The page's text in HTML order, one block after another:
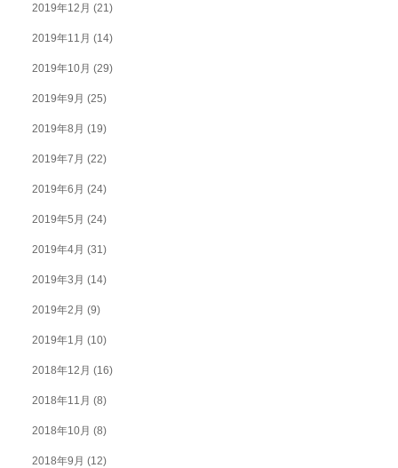
2019年12月 (21)
2019年11月 (14)
2019年10月 (29)
2019年9月 (25)
2019年8月 (19)
2019年7月 (22)
2019年6月 (24)
2019年5月 (24)
2019年4月 (31)
2019年3月 (14)
2019年2月 (9)
2019年1月 (10)
2018年12月 (16)
2018年11月 (8)
2018年10月 (8)
2018年9月 (12)